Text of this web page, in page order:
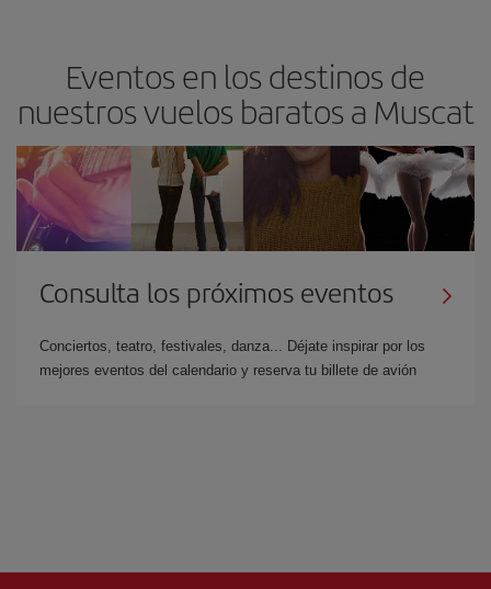
Eventos en los destinos de
nuestros vuelos baratos a Muscat
Consulta los próximos eventos
Conciertos, teatro, festivales, danza... Déjate inspirar por los
mejores eventos del calendario y reserva tu billete de avión